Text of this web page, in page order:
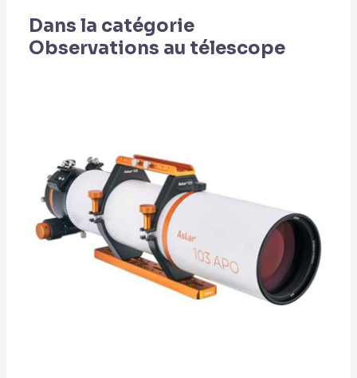
Dans la catégorie
Observations au télescope